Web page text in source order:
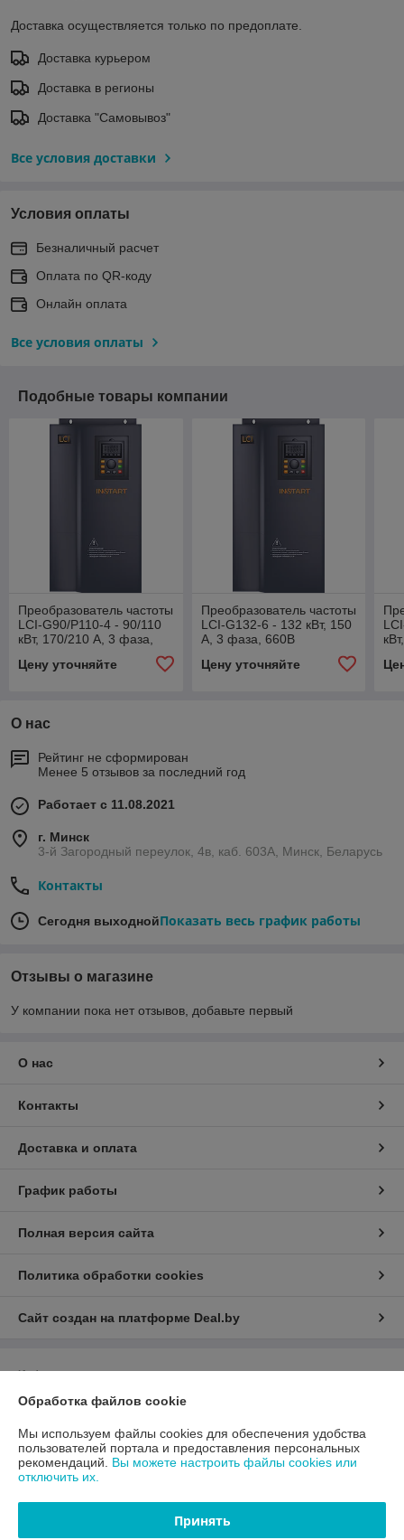
Доставка осуществляется только по предоплате.
Доставка курьером
Доставка в регионы
Доставка "Самовывоз"
Все условия доставки
Условия оплаты
Безналичный расчет
Оплата по QR-коду
Онлайн оплата
Все условия оплаты
Подобные товары компании
Преобразователь частоты
LCI-G90/P110-4 - 90/110
кВт, 170/210 А, 3 фаза,
Цену уточняйте
Преобразователь частоты
LCI-G132-6 - 132 кВт, 150
А, 3 фаза, 660В
Цену уточняйте
О нас
Рейтинг не сформирован
Менее 5 отзывов за последний год
Работает с 11.08.2021
г. Минск
3-й Загородный переулок, 4в, каб. 603А, Минск, Беларусь
Контакты
Сегодня выходнойПоказать весь график работы
Отзывы о магазине
У компании пока нет отзывов, добавьте первый
О нас
Контакты
Доставка и оплата
График работы
Полная версия сайта
Политика обработки cookies
Сайт создан на платформе Deal.by
Информация для покупателя
Юридическое лицо:Общество с ограниченной ответственностью
220036, г. Минск, 3-й Загородный пер., д.4В., пом.52
Регистрационный номер ЕГР: 193805773
Регистрационный орган: Минский горисполком
Обработка файлов cookie
Мы используем файлы cookies для обеспечения удобства
пользователей портала и предоставления персональных
рекомендаций. Вы можете настроить файлы cookies или
отключить их.
Принять